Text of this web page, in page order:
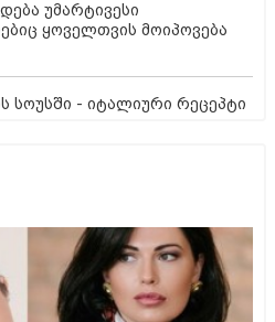
უმარტივესი
ყოველთვის მოიპოვება
სოუსში - იტალიური რეცეპტი